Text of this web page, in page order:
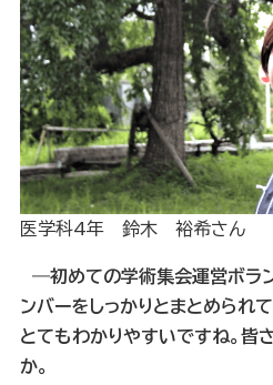
医学科4年 鈴木 裕希さん
―初めての学術集会運営ボラ
ンバーをしっかりとまとめられ
とてもわかりやすいですね。皆
か。